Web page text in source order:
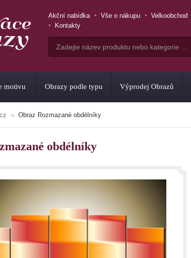
Akční nabídka Vše o nákupu Velkoobchod
Kontakty
motivu Obrazy podle typu Výprodej Obrazů
Obraz Rozmazané obdélníky
obdélníky